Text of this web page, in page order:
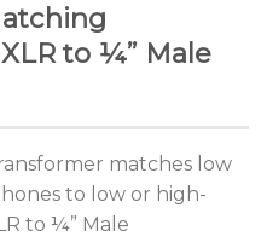
to ¼” Male
matches low
to low or high-
to ¼” Male